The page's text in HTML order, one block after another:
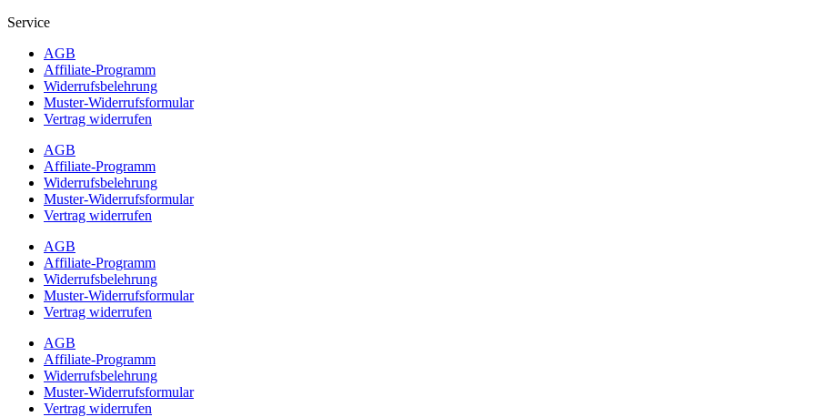
Service
AGB
Affiliate-Programm
Widerrufsbelehrung
Muster-Widerrufsformular
Vertrag widerrufen
AGB
Affiliate-Programm
Widerrufsbelehrung
Muster-Widerrufsformular
Vertrag widerrufen
AGB
Affiliate-Programm
Widerrufsbelehrung
Muster-Widerrufsformular
Vertrag widerrufen
AGB
Affiliate-Programm
Widerrufsbelehrung
Muster-Widerrufsformular
Vertrag widerrufen